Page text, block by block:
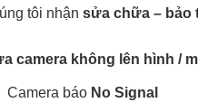
tôi nhận sửa chữa – bảo
camera không lên hình /
Camera báo No Signal